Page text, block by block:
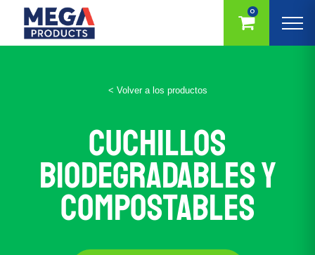
0
< Volver a los productos
CUCHILLOS
biodegradables y
compostables